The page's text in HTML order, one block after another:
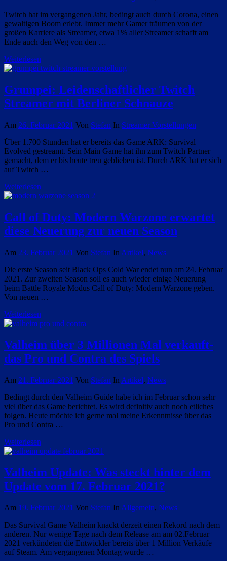
Twitch hat im vergangenen Jahr, bedingt auch durch Corona, einen
gewaltigen Boom erlebt. Immer mehr Gamer träumen von der
großen Karriere als Streamer, etwa 1% aller Streamer schafft am
Ende auch den Weg von den …
Weiterlesen
Grumpei: Leidenschaftlicher Twitch
Streamer mit Berliner Schnauze
Am 26. Februar 2021 Von Stefan In Streamer Vorstellungen
Über 1.700 Stunden hat er bereits das Game ARK: Survival
Evolved gestreamt. Sein Main Game hat ihn zum Twitch Partner
gemacht, dem er bis heute treu geblieben ist. Durch ARK hat er sich
auf Twitch …
Weiterlesen
Call of Duty: Modern Warzone erwartet
diese Neuerung zur neuen Season
Am 23. Februar 2021 Von Stefan In Artikel, News
Die erste Season seit Black Ops Cold War endet nun am 24. Februar
2021. Zur zweiten Season soll es auch wieder einige Neuerung
beim Battle Royale Modus Call of Duty: Modern Warzone geben.
Von neuen …
Weiterlesen
Valheim über 3 Millionen Mal verkauft-
das Pro und Contra des Spiels
Am 21. Februar 2021 Von Stefan In Artikel, News
Bedingt durch den Valheim Guide habe ich im Februar schon sehr
viel über das Game berichtet. Es wird definitiv auch noch etliches
folgen. Heute möchte ich gerne mal meine Erkenntnisse über das
Pro und Contra …
Weiterlesen
Valheim Update: Was steckt hinter dem
Update vom 17. Februar 2021?
Am 19. Februar 2021 Von Stefan In Allgemein, News
Das Survival Game Valheim knackt derzeit einen Rekord nach dem
anderen. Nur wenige Tage nach dem Release am am 02.Februar
2021 verkündeten die Entwickler bereits über 1 Million Verkäufe
auf Steam. Am vergangenen Montag wurde …